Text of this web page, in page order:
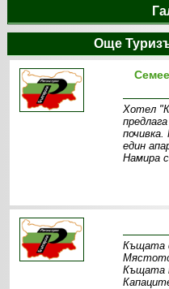
Още
Хотел
един
Намира
Къщата
Мястото
Къщата